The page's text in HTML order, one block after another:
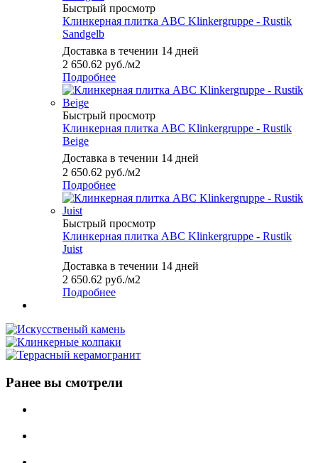
Быстрый просмотр
Клинкерная плитка ABC Klinkergruppe - Rustik
Sandgelb
Доставка в течении 14 дней
2 650.62 руб./м2
Подробнее
Быстрый просмотр
Клинкерная плитка ABC Klinkergruppe - Rustik
Beige
Доставка в течении 14 дней
2 650.62 руб./м2
Подробнее
Быстрый просмотр
Клинкерная плитка ABC Klinkergruppe - Rustik
Juist
Доставка в течении 14 дней
2 650.62 руб./м2
Подробнее
Ранее вы смотрели